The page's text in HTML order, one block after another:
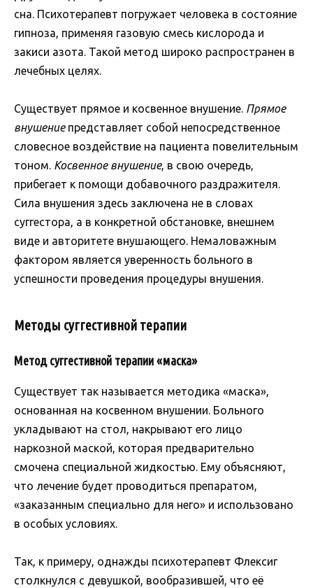
сна. Психотерапевт погружает человека в состояние
гипноза, применяя газовую смесь кислорода и
закиси азота. Такой метод широко распространен в
лечебных целях.
Существует прямое и косвенное внушение. Прямое
внушениепредставляет собой непосредственное
словесное воздействие на пациента повелительным
тоном. Косвенное внушение, в свою очередь,
прибегает к помощи добавочного раздражителя.
Сила внушения здесь заключена не в словах
суггестора, а в конкретной обстановке, внешнем
виде и авторитете внушающего. Немаловажным
фактором является уверенность больного в
успешности проведения процедуры внушения.
Методы суггестивной терапии
Метод суггестивной терапии «маска»
Существует так называется методика «маска»,
основанная на косвенном внушении. Больного
укладывают на стол, накрывают его лицо
наркозной маской, которая предварительно
смочена специальной жидкостью. Ему объясняют,
что лечение будет проводиться препаратом,
«заказанным специально для него» и использовано
в особых условиях.
Так, к примеру, однажды психотерапевт Флексиг
столкнулся с девушкой, вообразившей, что её